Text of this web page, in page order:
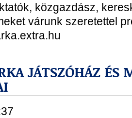
közgazdász,
várunk szeretettel
JÁTSZÓHÁZ ÉS